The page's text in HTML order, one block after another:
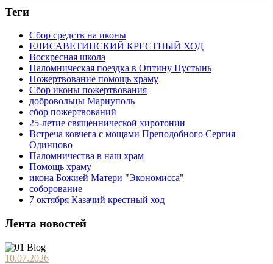
Теги
Сбор средств на иконы
ЕЛИСАВЕТИНСКИЙ КРЕСТНЫЙ ХОД
Воскресная школа
Паломническая поездка в Оптину Пустынь
Пожертвование помощь храму
Сбор иконы пожертвования
добровольцы Мариуполь
сбор пожертвований
25-летие священнической хиротонии
Встреча ковчега с мощами Преподобного Сергия
Одинцово
Паломничества в наш храм
Помощь храму
икона Божией Матери "Экономисса"
соборование
7 октября Казачий крестный ход
Лента новостей
10.07.2026